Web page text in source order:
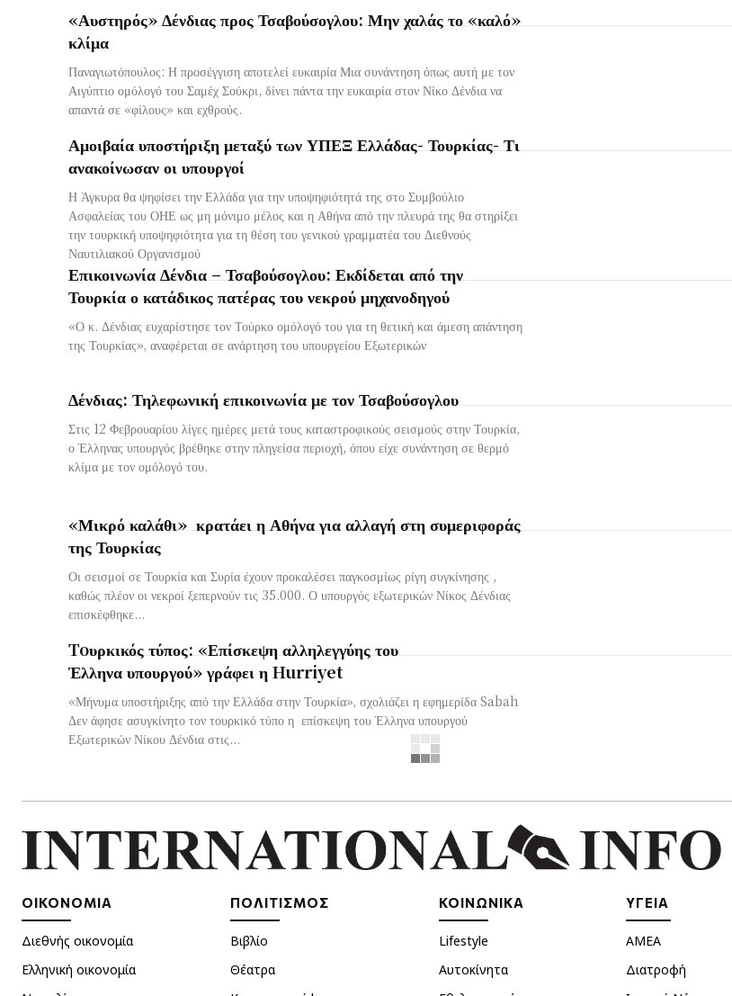
«Αυστηρός» Δένδιας προς Τσαβούσογλου: Μην χαλάς το «καλό»
κλίμα
Παναγιωτόπουλος: Η προσέγγιση αποτελεί ευκαιρία Μια συνάντηση όπως αυτή με τον
Αιγύπτιο ομόλογό του Σαμέχ Σούκρι, δίνει πάντα την ευκαιρία στον Νίκο Δένδια να
απαντά σε «φίλους» και εχθρούς.
Αμοιβαία υποστήριξη μεταξύ των ΥΠΕΞ Ελλάδας- Τουρκίας- Τι
ανακοίνωσαν οι υπουργοί
Η Άγκυρα θα ψηφίσει την Ελλάδα για την υποψηφιότητά της στο Συμβούλιο
Ασφαλείας του ΟΗΕ ως μη μόνιμο μέλος και η Αθήνα από την πλευρά της θα στηρίξει
την τουρκική υποψηφιότητα για τη θέση του γενικού γραμματέα του Διεθνούς
Ναυτιλιακού Οργανισμού
Επικοινωνία Δένδια – Τσαβούσογλου: Εκδίδεται από την
Τουρκία ο κατάδικος πατέρας του νεκρού μηχανοδηγού
«Ο κ. Δένδιας ευχαρίστησε τον Τούρκο ομόλογό του για τη θετική και άμεση απάντηση
της Τουρκίας», αναφέρεται σε ανάρτηση του υπουργείου Εξωτερικών
Δένδιας: Τηλεφωνική επικοινωνία με τον Τσαβούσογλου
Στις 12 Φεβρουαρίου λίγες ημέρες μετά τους καταστροφικούς σεισμούς στην Τουρκία,
ο Έλληνας υπουργός βρέθηκε στην πληγείσα περιοχή, όπου είχε συνάντηση σε θερμό
κλίμα με τον ομόλογό του.
«Μικρό καλάθι» κρατάει η Αθήνα για αλλαγή στη συμεριφοράς
της Τουρκίας
Οι σεισμοί σε Τουρκία και Συρία έχουν προκαλέσει παγκοσμίως ρίγη συγκίνησης ,
καθώς πλέον οι νεκροί ξεπερνούν τις 35.000. Ο υπουργός εξωτερικών Νίκος Δένδιας
επισκέφθηκε...
Toυρκικός τύπος: «Επίσκεψη αλληλεγγύης του
Έλληνα υπουργού» γράφει η Hurriyet
«Μήνυμα υποστήριξης από την Ελλάδα στην Τουρκία», σχολιάζει η εφημερίδα Sabah
Δεν άφησε ασυγκίνητο τον τουρκικό τύπο η επίσκεψη του Έλληνα υπουργού
Εξωτερικών Νίκου Δένδια στις...
ΟΙΚΟΝΟΜΙΑ
Διεθνής οικονομία
Ελληνική οικονομία
ΠΟΛΙΤΙΣΜΟΣ
Βιβλίο
Θέατρα
ΚΟΙΝΩΝΙΚΑ
Lifestyle
Αυτοκίνητα
ΥΓΕΙΑ
ΑΜΕΑ
Διατροφή